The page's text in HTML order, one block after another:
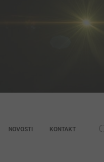
NOVOSTI KONTAKT